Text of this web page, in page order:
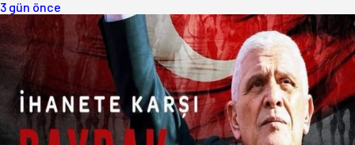
3 gün önce